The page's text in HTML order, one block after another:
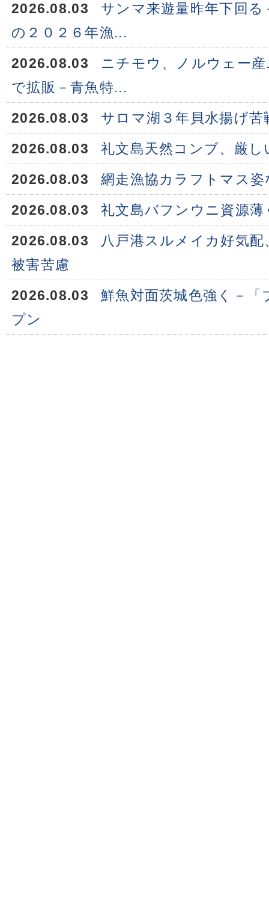
2026.08.03
サンマ来遊量昨年下回
の２０２６年漁...
2026.08.03
ニチモウ、ノルウェー
で拡販－青魚特...
2026.08.03
サロマ湖３年貝水揚げ苦
2026.08.03
礼文島天然コンブ、厳し
2026.08.03
網走漁協カラフトマス
2026.08.03
礼文島バフンウニ資源薄
2026.08.03
八戸港スルメイカ好気
被害苦慮
2026.08.03
鮮魚対面茨城色強く－
プン